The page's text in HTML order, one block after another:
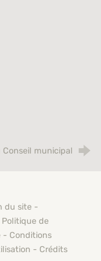
municipal
du site -
Politique de
- Conditions
- Crédits